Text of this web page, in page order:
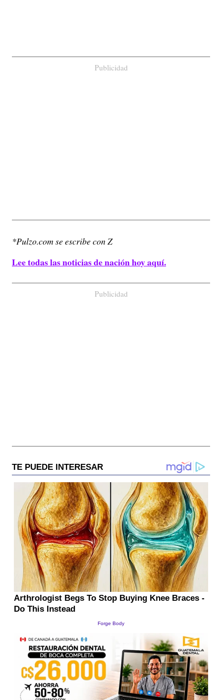
Publicidad
*Pulzo.com se escribe con Z
Lee todas las noticias de nación hoy aquí.
Publicidad